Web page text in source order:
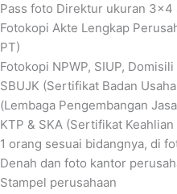
Pass foto Direktur ukuran 3×4
Fotokopi Akte Lengkap
PT)
Fotokopi NPWP, SIUP,
SBUJK (Sertifikat Badan
(Lembaga Pengembangan
KTP & SKA (Sertifikat
1 orang sesuai bidangnya, di
Denah dan foto kantor
Stampel perusahaan